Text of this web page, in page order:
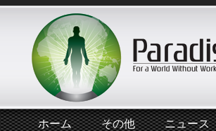
ホーム その他 ニュース